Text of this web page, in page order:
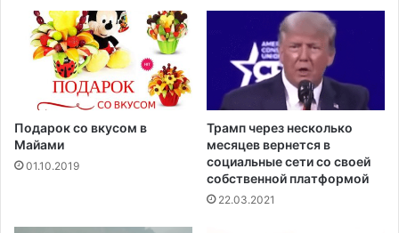
Подарок со вкусом в
Майами
01.10.2019
Трамп через несколько
месяцев вернется в
социальные сети со своей
собственной платформой
22.03.2021